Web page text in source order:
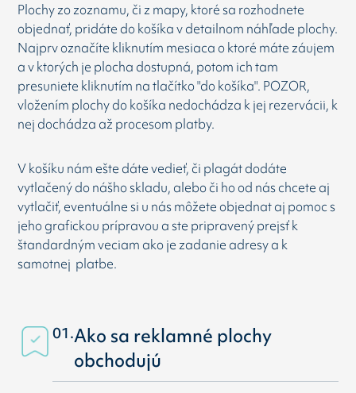
Plochy zo zoznamu, či z mapy, ktoré sa rozhodnete
objednať, pridáte do košíka v detailnom náhľade plochy.
Najprv označíte kliknutím mesiaca o ktoré máte záujem
a v ktorých je plocha dostupná, potom ich tam
presuniete kliknutím na tlačítko "do košíka". POZOR,
vložením plochy do košíka nedochádza k jej rezervácii, k
nej dochádza až procesom platby.
V košíku nám ešte dáte vedieť, či plagát dodáte
vytlačený do nášho skladu, alebo či ho od nás chcete aj
vytlačiť, eventuálne si u nás môžete objednat aj pomoc s
jeho grafickou prípravou a ste pripravený prejsť k
štandardným veciam ako je zadanie adresy a k
samotnej platbe.
01.Ako sa reklamné plochy
obchodujú